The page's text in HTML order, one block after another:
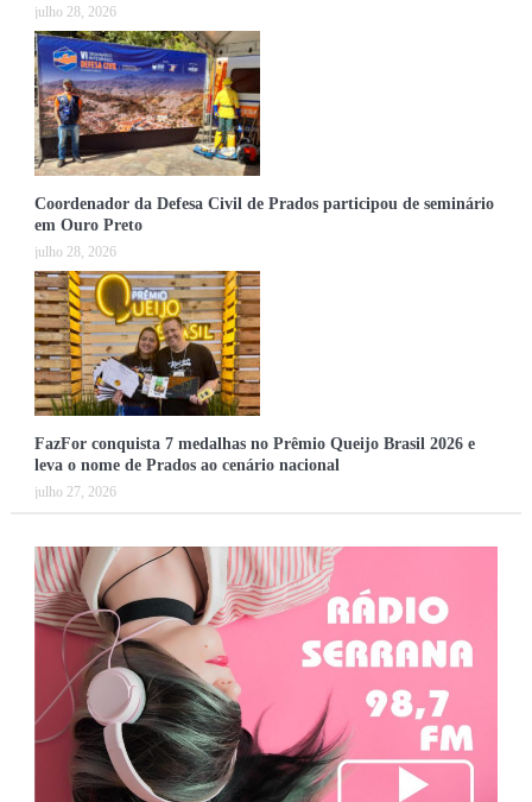
julho 28, 2026
Coordenador da Defesa Civil de Prados participou de seminário
em Ouro Preto
julho 28, 2026
FazFor conquista 7 medalhas no Prêmio Queijo Brasil 2026 e
leva o nome de Prados ao cenário nacional
julho 27, 2026